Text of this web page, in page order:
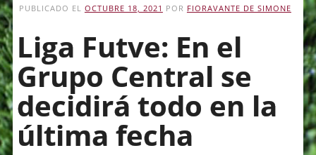
PUBLICADO EL OCTUBRE 18, 2021 POR FIORAVANTE DE SIMONE
Liga Futve: En el
Grupo Central se
decidirá todo en la
última fecha